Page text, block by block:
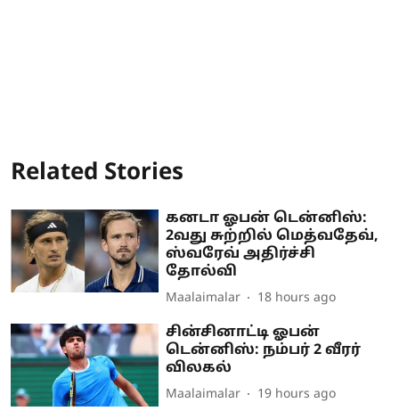
Related Stories
கனடா ஓபன் டென்னிஸ்:
2வது சுற்றில் மெத்வதேவ்,
ஸ்வரேவ் அதிர்ச்சி
தோல்வி
Maalaimalar 18 hours ago
சின்சினாட்டி ஓபன்
டென்னிஸ்: நம்பர் 2 வீரர்
விலகல்
Maalaimalar 19 hours ago